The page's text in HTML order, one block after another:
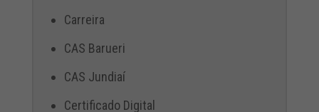
Carreira
CAS Barueri
CAS Jundiaí
Certificado Digital